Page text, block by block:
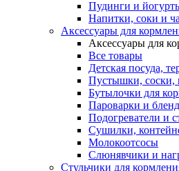
Пудинги и
Напитки, соки и
Аксессуары для
Аксессуары для
Все товары
Детская посуда,
Пустышки, соски,
Бутылочки для
Пароварки и
Подогреватели и
Сушилки,
Молокоотсосы
Слюнявчики и
Стульчики для